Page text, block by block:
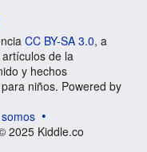
CC BY-SA 3.0, a
de la
y hechos
niños. Powered by
2025 Kiddle.co